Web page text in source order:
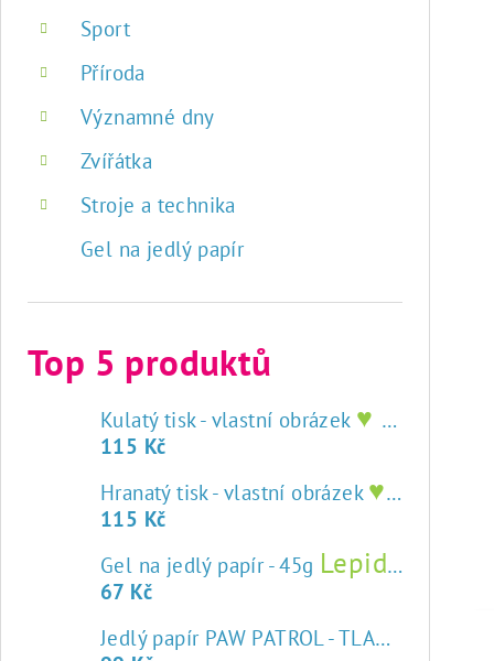
Sport
Příroda
Významné dny
Zvířátka
Stroje a technika
Gel na jedlý papír
Top 5 produktů
Kulatý tisk - vlastní obrázek ♥ tisk na jedlý papír
115 Kč
Hranatý tisk - vlastní obrázek ♥ tisk na jedlý papír
115 Kč
Gel na jedlý papír - 45g Lepidlo na jedlý papír
67 Kč
Jedlý papír PAW PATROL - TLAPKOVÁ PATROLA